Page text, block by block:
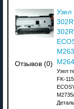
Отзывов (0)
Узел
Узел
FK-